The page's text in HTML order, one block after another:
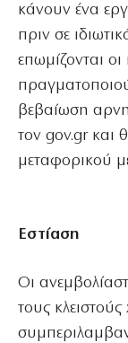
κάνουν ένα
πριν σε
επωμίζονται οι
βεβαίωση
τον gov.gr και
μεταφορικού
Εστίαση
Οι
τους